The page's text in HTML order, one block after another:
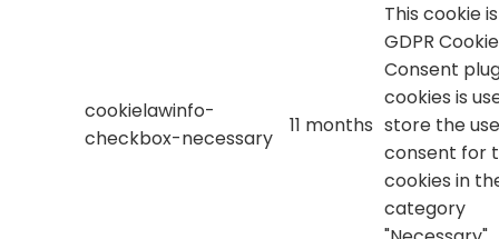
cookielawinfo-
checkbox-necessary
11 months
This cookie
GDPR Cookie
Consent
cookies is
store the
consent for
cookies in
category